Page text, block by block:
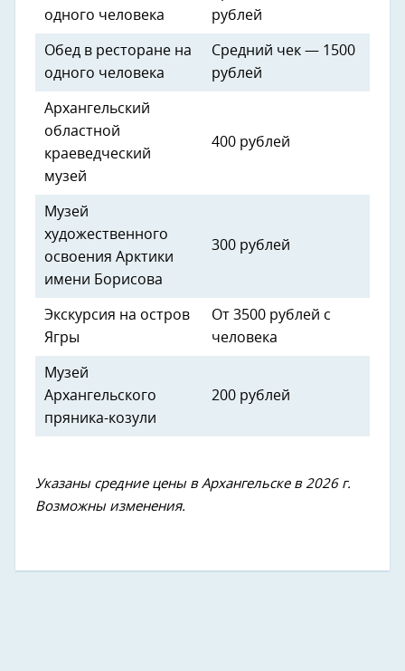
одного человека рублей
Обед в ресторане на
одного человека
Средний чек — 1500
рублей
Архангельский
областной
краеведческий
музей
400 рублей
Музей
художественного
освоения Арктики
имени Борисова
300 рублей
Экскурсия на остров
Ягры
От 3500 рублей с
человека
Музей
Архангельского
пряника-козули
200 рублей
Указаны средние цены в Архангельске в 2026 г.
Возможны изменения.